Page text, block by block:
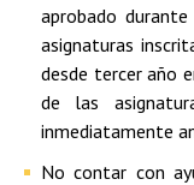
aprobado
asignaturas
desde tercer año
de las
inmediatamente
No contar con